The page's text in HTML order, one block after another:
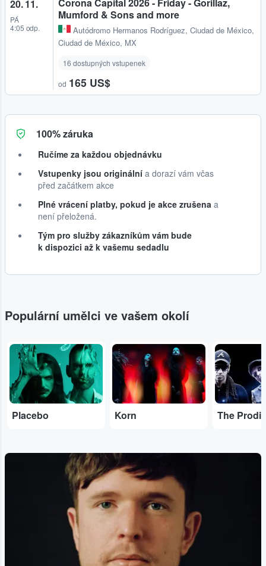
20. 11.
PÁ
4:05 odp.
Corona Capital 2026 - Friday - Gorillaz,
Mumford & Sons and more
Autódromo Hermanos Rodríguez, Ciudad de México,
Ciudad de México, MX
16 dostupných vstupenek
od 165 US$
100% záruka
Ručíme za každou objednávku
Vstupenky jsou originální a dorazí vám včas
před začátkem akce
Plné vrácení platby, pokud je akce zrušena a
není přeložená.
Tým pro služby zákazníkům vám bude
k dispozici až k vašemu sedadlu
Populární umělci ve vašem okolí
...
Placebo
...
Korn
...
The